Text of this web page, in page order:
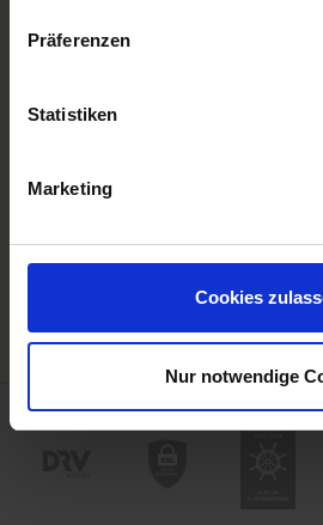
Präferenzen
Statistiken
Marketing
Cookies
Nur notwendige
MS Alina
MS Anesha
MS Elegant Lady
TOP Themen
Flussreisen mit An- und Abreise
Deutschsprachiger Gästeservice
Last Minute Flusskreuzfahrten
Kreuzfahrthäfen